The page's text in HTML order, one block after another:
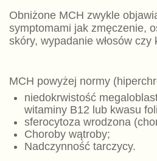
Obniżone MCH zwykle
symptomami jak zmęczenie,
skóry, wypadanie włosów czy
MCH powyżej normy
niedokrwistość
witaminy B12 lub kwasu
sferocytoza wrodzona
Choroby wątroby;
Nadczynność tarczycy.